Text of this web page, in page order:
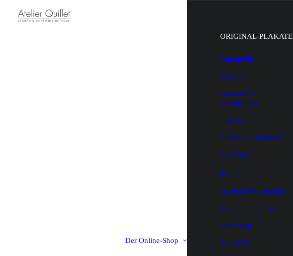
Der Online-Shop
ORIGINAL-PLAKATE
Automobil
Aviation
Getränke &
Lebensmittel
Eisenbahn
Zirkus & Automaten
Reederei
Zyklen
Krieg & Propaganda
Jeux Olympiques
Zeitungen
Mai 1968